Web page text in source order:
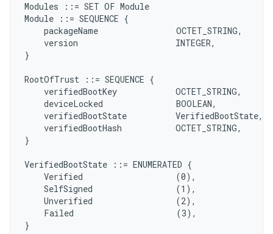
Modules ::= SET OF Module
Module ::= SEQUENCE {
    packageName                OCTET_STRING,
    version                    INTEGER,
}
RootOfTrust ::= SEQUENCE {
    verifiedBootKey            OCTET_STRING,
    deviceLocked               BOOLEAN,
    verifiedBootState          VerifiedBootState,
    verifiedBootHash           OCTET_STRING,
}
VerifiedBootState ::= ENUMERATED {
    Verified                   (0),
    SelfSigned                 (1),
    Unverified                 (2),
    Failed                     (3),